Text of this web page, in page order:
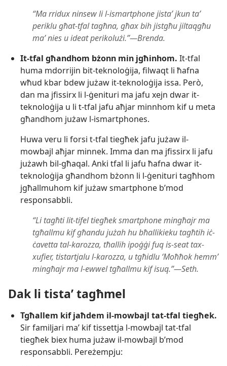
“Ma rridux ninsew li l-​ismartphone jistaʼ jkun taʼ
periklu għat-​tfal tagħna, għax bih jistgħu jiltaqgħu
maʼ nies u ideat perikolużi.”—Brenda.
It-​tfal għandhom bżonn min jgħinhom. It-​tfal
huma mdorrijin bit-​teknoloġija, filwaqt li ħafna
wħud kbar bdew jużaw it-​teknoloġija issa. Però,
dan ma jfissirx li l-​ġenituri ma jafu xejn dwar it-​
teknoloġija u li t-​tfal jafu aħjar minnhom kif u meta
għandhom jużaw l-​ismartphones.
Huwa veru li forsi t-​tfal tiegħek jafu jużaw il-​
mowbajl aħjar minnek. Imma dan ma jfissirx li jafu
jużawh bil-​għaqal. Anki tfal li jafu ħafna dwar it-​
teknoloġija għandhom bżonn li l-​ġenituri tagħhom
jgħallmuhom kif jużaw smartphone b’mod
responsabbli.
“Li tagħti lit-​tifel tiegħek smartphone mingħajr ma
tgħallmu kif għandu jużah hu bħallikieku tagħtih iċ-​
ċavetta tal-​karozza, tħallih ipoġġi fuq is-​seat tax-​
xufier, tistartjalu l-​karozza, u tgħidlu ‘Moħħok hemm’
mingħajr ma l-​ewwel tgħallmu kif isuq.”—Seth.
Dak li tistaʼ tagħmel
Tgħallem kif jaħdem il-​mowbajl tat-​tfal tiegħek.
Sir familjari maʼ kif tissettja l-​mowbajl tat-​tfal
tiegħek biex huma jużaw il-​mowbajl b’mod
responsabbli. Pereżempju: